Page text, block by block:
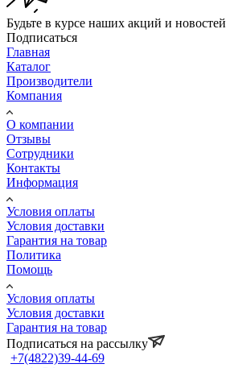
Будьте в курсе наших акций и новостей
Подписаться
Главная
Каталог
Производители
Компания
О компании
Отзывы
Сотрудники
Контакты
Информация
Условия оплаты
Условия доставки
Гарантия на товар
Политика
Помощь
Условия оплаты
Условия доставки
Гарантия на товар
Подписаться на рассылку
+7(4822)39-44-69